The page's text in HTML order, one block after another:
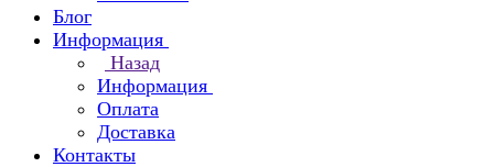
Блог
Информация
Назад
Информация
Оплата
Доставка
Контакты